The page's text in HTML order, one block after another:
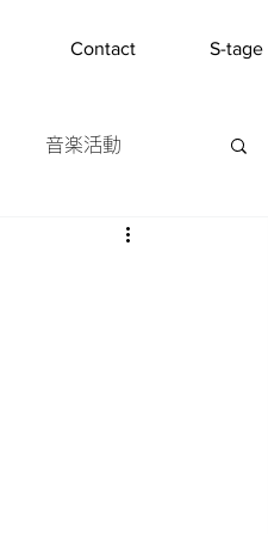
Contact S-tage
音楽活動